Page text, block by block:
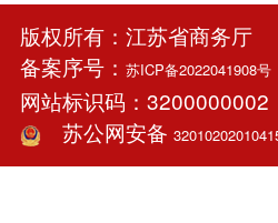
版权所有：江苏省商务
备案序号： 苏ICP备2022041908号
网站标识码：
苏公网安备